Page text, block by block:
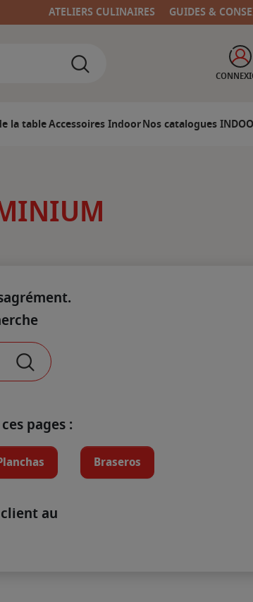
ATELIERS CULINAIRES GUIDES &
la tableAccessoires IndoorNos catalogues
pages :
Braseros
au